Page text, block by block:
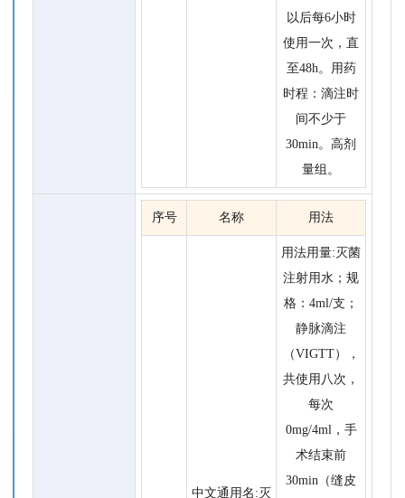
以后每6小时
使用一次，直
至48h。用药
时程：滴注时
间不少于
30min。高剂
量组。
序号 名称 用法
中文通用名:灭
用法用量:灭菌
注射用水；规
格：4ml/支；
静脉滴注
（VIGTT），
共使用八次，
每次
0mg/4ml，手
术结束前
30min（缝皮